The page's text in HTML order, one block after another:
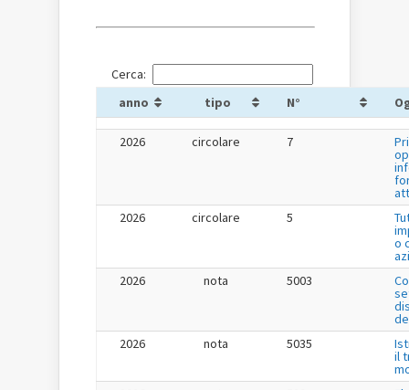
Cerca:
anno
tipo N°
2026 circolare 7
2026
circolare 5
o
2026
nota 5003
2026
nota 5035
il